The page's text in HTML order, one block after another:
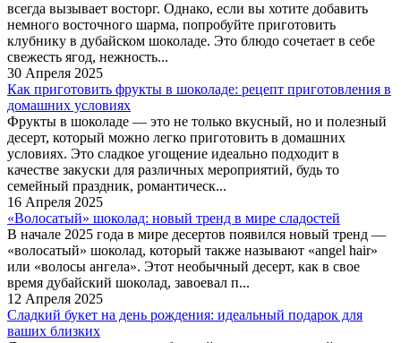
всегда вызывает восторг. Однако, если вы хотите добавить
немного восточного шарма, попробуйте приготовить
клубнику в дубайском шоколаде. Это блюдо сочетает в себе
свежесть ягод, нежность...
30 Апреля 2025
Как приготовить фрукты в шоколаде: рецепт приготовления в
домашних условиях
Фрукты в шоколаде — это не только вкусный, но и полезный
десерт, который можно легко приготовить в домашних
условиях. Это сладкое угощение идеально подходит в
качестве закуски для различных мероприятий, будь то
семейный праздник, романтическ...
16 Апреля 2025
«Волосатый» шоколад: новый тренд в мире сладостей
В начале 2025 года в мире десертов появился новый тренд —
«волосатый» шоколад, который также называют «angel hair»
или «волосы ангела». Этот необычный десерт, как в свое
время дубайский шоколад, завоевал п...
12 Апреля 2025
Сладкий букет на день рождения: идеальный подарок для
ваших близких